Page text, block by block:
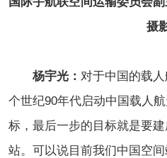
摄
杨宇光： 对于中国的载
个世纪90年代启动中国载人
标，最后一步的目标就是要
站。可以说目前我们中国空